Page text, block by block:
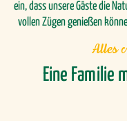
ein, dass unsere Gäste die
vollen Zügen genießen
Alles
Eine Familie